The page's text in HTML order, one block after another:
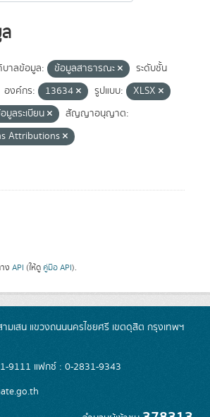
าลข้อมูล: ข้อมูลสาธารณะ
ระดับชั้น
องค์กร: 13634 รูปแบบ:
XLSX
มูลระเบียน
สัญญาอนุญาต:
Attributions
ง API (ให้ดู คู่มือ API).
มเสน แขวงถนนนครไชยศรี เขตดุสิต กรุงเทพฯ
9111 แฟกซ์ : 0-2831-9343